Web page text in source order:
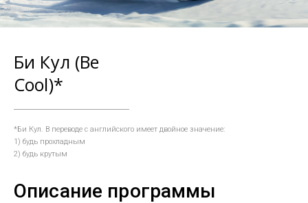
Би Кул (Be
Cool)*
*Би Кул. В переводе с английского имеет двойное значение:
1) будь прохладным
2) будь крутым
Описание программы